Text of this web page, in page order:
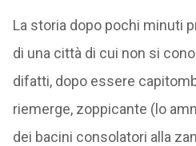
La storia dopo pochi minuti
di una città di cui non si
difatti, dopo essere
riemerge, zoppicante (lo
dei bacini consolatori alla